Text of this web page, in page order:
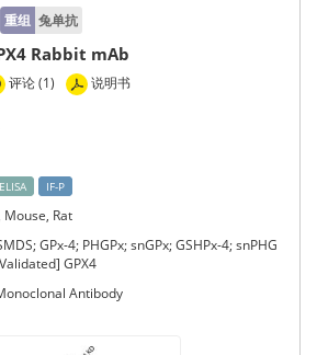
重组 兔单抗
Rabbit mAb
评论 (1) 说明书
ELISA IF-P
Mouse, Rat
GPx-4; PHGPx; snGPx; GSHPx-4; snPHG
GPX4
Antibody